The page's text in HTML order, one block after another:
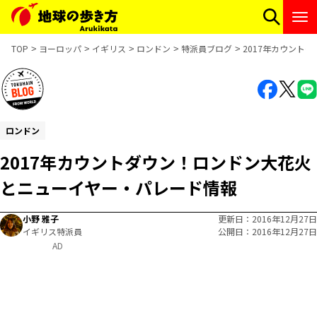
TOP ヨーロッパ イギリス ロンドン 特派員ブログ 2017年カウントダ
ロンドン
2017年カウントダウン！ロンドン大花火
とニューイヤー・パレード情報
小野 雅子
イギリス特派員
更新日
2016年12月27日
公開日
2016年12月27日
AD